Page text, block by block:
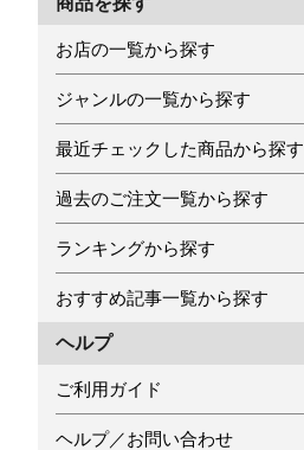
お店の一覧から探す
ジャンルの一覧から探す
最近チェックした商品から探す
過去のご注文一覧から探す
ランキングから探す
おすすめ記事一覧から探す
ヘルプ
ご利用ガイド
ヘルプ／お問い合わせ